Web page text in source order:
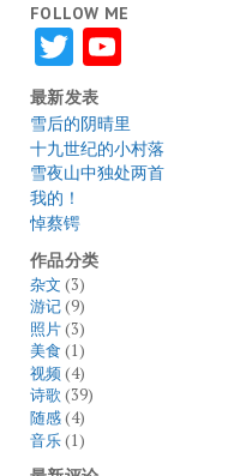
FOLLOW ME
TwitterYouTube
最新发表
雪后的阴晴里
十九世纪的小村落
雪夜山中独处两首
我的！
悼蔡锷
作品分类
杂文 (3)
游记(9)
照片(3)
美食 (1)
视频(4)
诗歌(39)
随感(4)
音乐(1)